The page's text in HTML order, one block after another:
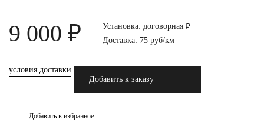
9 000 ₽
Установка: договорная ₽
Доставка: 75 руб/км
условия доставки
Добавить к заказу
Добавить в избранное